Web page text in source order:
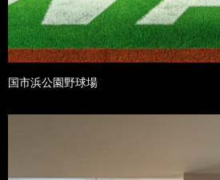
国市浜公園野球場